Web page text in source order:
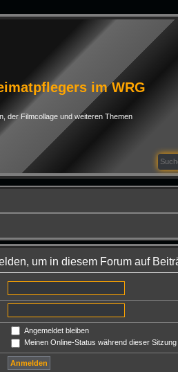
im WRG
der Filmcollage und weiteren Themen
um in diesem Forum auf
Angemeldet bleiben
Meinen Online-Status während dieser